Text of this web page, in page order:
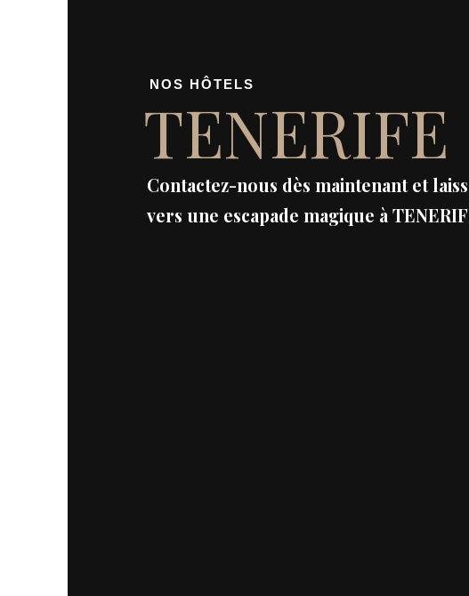
NOS HÔTELS
TENERIFE
Contactez-nous dès maintenant et
vers une escapade magique à